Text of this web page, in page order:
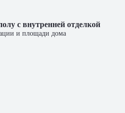
с внутренней отделкой
и площади дома